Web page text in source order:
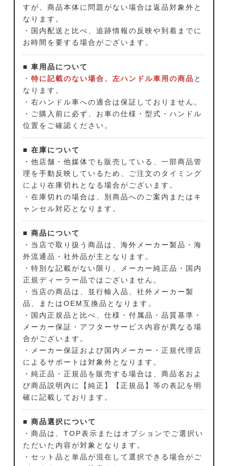
すが、商品本体に問題がない場合は返品対象外と
なります。
・国内配送と比べ、追跡情報の反映や到着までに
お時間を要する場合がございます。
■ 車用品について
・ 特に記載のない場合、左ハンドル車用の商品 と
なります。
・右ハンドル車への適合は保証しておりません。
・ご購入前に必ず、お車の仕様・型式・ハンドル
位置をご確認ください。
■ 在庫について
・他店舗・他媒体でも販売している、一部商品管
理を手動反映しているため、ご注文のタイミング
により在庫切れとなる場合がございます。
・在庫切れの場合は、別商品へのご案内またはキ
ャンセル対応となります。
■ 商品について
・当店で取り扱う商品は、海外メーカー製品・海
外流通品・社外品が主となります。
・特別な記載がない限り、メーカー純正品・国内
正規ディーラー品ではございません。
・当店の商品は、並行輸入品、社外メーカー製
品、またはOEM互換品となります。
・国内正規品と比べ、仕様・付属品・品質基準・
メーカー保証・アフターサービス内容が異なる場
合がございます。
・メーカー保証および国内メーカー・正規代理店
によるサポートは対象外となります。
・純正品・正規品を販売する場合は、商品名およ
び商品説明内に【純正】【正規品】等の表記を明
確に記載しております。
■ 商品選択について
・商品は、TOP表示またはオプションでご選択い
ただいた内容が対象となります。
・セット品と単品が混在して選択できる場合がご